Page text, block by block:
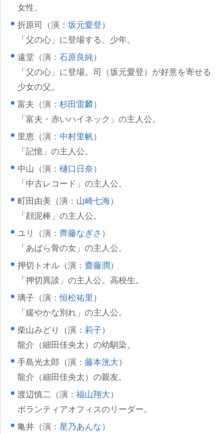
女性。
折原司（演： 坂元愛登）
「父の心」に登場する、少年。
遠堂（演： 石原良純）
「父の心」に登場。司（坂元愛登）が好意を寄せる
少女の父。
富夫（演： 杉田雷麟）
「富夫・赤いハイネック」の主人公。
里恵（演： 中村里帆）
「記憶」の主人公。
中山（演： 樋口日奈）
「中古レコード」の主人公。
町田由美（演： 山崎七海）
「顔泥棒」の主人公。
ユリ（演： 齊藤なぎさ ）
「あばら骨の女」の主人公。
押切トオル（演： 齋藤潤）
「押切異談」の主人公。高校生。
璃子（演：恒松祐里）
「緩やかな別れ」の主人公。
柴山みどり（演： 莉子）
龍介（細田佳央太）の幼馴染。
手島光太郎（演： 藤本洸大）
龍介（細田佳央太）の親友。
渡辺慎二（演： 福山翔大）
ボランティアオフィスのリーダー。
亀井（演： 星乃あんな）